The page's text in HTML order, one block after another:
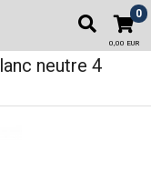
0
0,00 EUR
neutre 4